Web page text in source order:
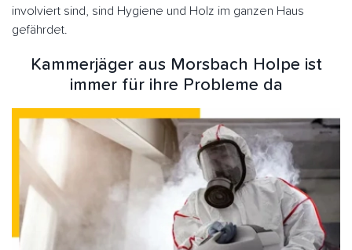
involviert sind, sind Hygiene und Holz im ganzen Haus
gefährdet.
Kammerjäger aus Morsbach Holpe ist
immer für ihre Probleme da